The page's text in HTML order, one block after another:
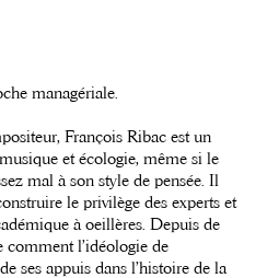
managériale.
François Ribac est un
et écologie, même si le
mal à son style de pensée. Il
le privilège des experts et
à oeillères. Depuis de
comment l’idéologie de
ses appuis dans l’histoire de la